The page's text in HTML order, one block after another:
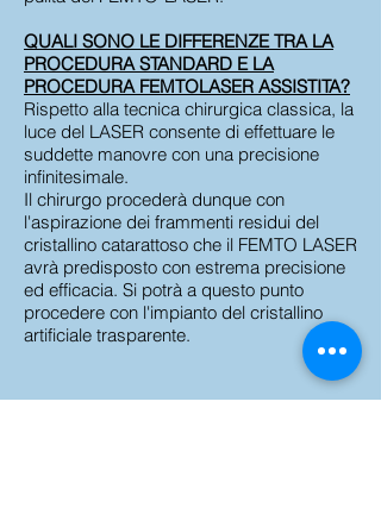
QUALI SONO LE DIFFERENZE TRA LA
PROCEDURA STANDARD E LA
PROCEDURA FEMTOLASER ASSISTITA?
Rispetto alla tecnica chirurgica classica, la
luce del LASER consente di effettuare le
suddette manovre con una precisione
infinitesimale.
Il chirurgo procederà dunque con
l'aspirazione dei frammenti residui del
cristallino catarattoso che il FEMTO LASER
avrà predisposto con estrema precisione
ed efficacia. Si potrà a questo punto
procedere con l'impianto del cristallino
artificiale trasparente.